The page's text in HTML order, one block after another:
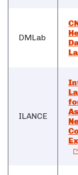
DMLab
ILANCE